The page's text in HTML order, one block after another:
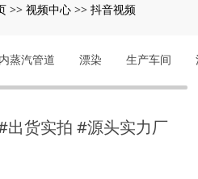
>> 视频中心 >> 抖音视频
蒸汽管道 漂染 生产车间
出货实拍 #源头实力厂